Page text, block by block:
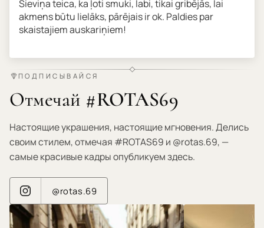
Sieviņa teica, ka ļoti smuki, labi, tikai gribējās, lai
akmens būtu lielāks, pārējais ir ok. Paldies par
skaistajiem auskariņiem!
ПОДПИСЫВАЙСЯ
Отмечай #ROTAS69
Настоящие украшения, настоящие мгновения. Делись
своим стилем, отмечая #ROTAS69 и @rotas.69, —
самые красивые кадры опубликуем здесь.
@rotas.69